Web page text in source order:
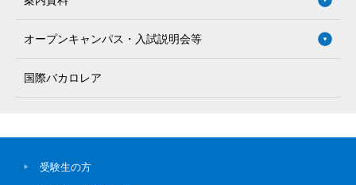
オープンキャンパス・入試説明会等
国際バカロレア
受験生の方